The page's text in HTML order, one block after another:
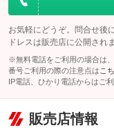
お気軽にどうぞ。問合せ後
ドレスは販売店に公開され
※無料電話をご利用の場合は
番号ご利用の際の注意点は こ
IP電話、ひかり電話からはご
販売店情報